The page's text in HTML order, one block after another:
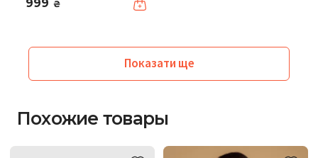
999 ₴
Показати ще
Похожие товары